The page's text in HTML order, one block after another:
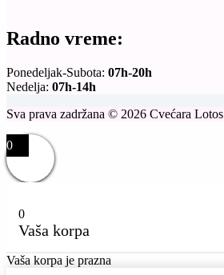
Radno vreme:
Ponedeljak-Subota: 07h-20h
Nedelja: 07h-14h
Sva prava zadržana © 2026 Cvećara Lotos
0
0
Vaša korpa
Vaša korpa je prazna